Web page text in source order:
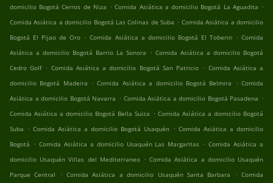
domicilio Bogotá Cerros de Niza . Comida Asiática a domicilio Bogotá La Aguadita .
Comida Asiática a domicilio Bogotá Las Colinas de Suba . Comida Asiática a domicilio
Bogotá El Pijao de Oro . Comida Asiática a domicilio Bogotá El Toberin . Comida
Asiática a domicilio Bogotá Barrio La Sonora . Comida Asiática a domicilio Bogotá
Cedro Golf . Comida Asiática a domicilio Bogotá San Patricio . Comida Asiática a
domicilio Bogotá Madeira . Comida Asiática a domicilio Bogotá Belmira . Comida
Asiática a domicilio Bogotá Navarra . Comida Asiática a domicilio Bogotá Pasadena .
Comida Asiática a domicilio Bogotá Bella Suiza . Comida Asiática a domicilio Bogotá
Suba . Comida Asiática a domicilio Bogotá Usaquén . Comida Asiática a domicilio
Bogotá . Comida Asiática a domicilio Usaquén Las Margaritas . Comida Asiática a
domicilio Usaquén Villas del Mediterraneo . Comida Asiática a domicilio Usaquén
Parque Central
. Comida Asiática a domicilio Usaquén Santa Barbara . Comida